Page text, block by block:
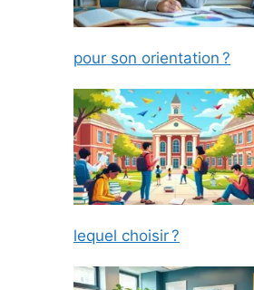
pour son orientation ?
lequel choisir ?